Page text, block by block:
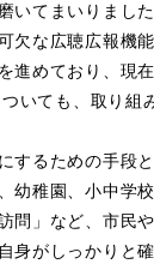
いてまいりました
欠な広聴広報機
進めており、現
いても、取り組
するための手段
幼稚園、小中学
問」など、市民
身がしっかりと